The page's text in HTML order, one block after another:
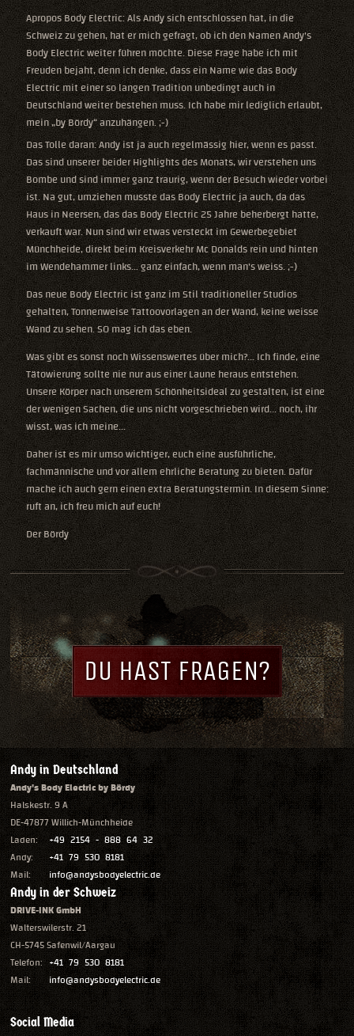
Apropos Body Electric: Als Andy sich entschlossen hat, in die
Schweiz zu gehen, hat er mich gefragt, ob ich den Namen Andy's
Body Electric weiter führen möchte. Diese Frage habe ich mit
Freuden bejaht, denn ich denke, dass ein Name wie das Body
Electric mit einer so langen Tradition unbedingt auch in
Deutschland weiter bestehen muss. Ich habe mir lediglich erlaubt,
mein „by Bördy“ anzuhängen. ;-)
Das Tolle daran: Andy ist ja auch regelmässig hier, wenn es passt.
Das sind unserer beider Highlights des Monats, wir verstehen uns
Bombe und sind immer ganz traurig, wenn der Besuch wieder vorbei
ist. Na gut, umziehen musste das Body Electric ja auch, da das
Haus in Neersen, das das Body Electric 25 Jahre beherbergt hatte,
verkauft war. Nun sind wir etwas versteckt im Gewerbegebiet
Münchheide, direkt beim Kreisverkehr Mc Donalds rein und hinten
im Wendehammer links... ganz einfach, wenn man's weiss. ;-)
Das neue Body Electric ist ganz im Stil traditioneller Studios
gehalten, Tonnenweise Tattoovorlagen an der Wand, keine weisse
Wand zu sehen. SO mag ich das eben.
Was gibt es sonst noch Wissenswertes über mich?... Ich finde, eine
Tätowierung sollte nie nur aus einer Laune heraus entstehen.
Unsere Körper nach unserem Schönheitsideal zu gestalten, ist eine
der wenigen Sachen, die uns nicht vorgeschrieben wird... noch, ihr
wisst, was ich meine...
Daher ist es mir umso wichtiger, euch eine ausführliche,
fachmännische und vor allem ehrliche Beratung zu bieten. Dafür
mache ich auch gern einen extra Beratungstermin. In diesem Sinne:
ruft an, ich freu mich auf euch!
Der Bördy
DU HAST FRAGEN?
Andy in Deutschland
Andy's Body Electric by Bördy
Halskestr. 9 A
DE-47877 Willich-Münchheide
Laden:
+49 2154 - 888 64 32
Andy:
+41 79 530 8181
Mail:
info@andysbodyelectric.de
Andy in der Schweiz
DRIVE-INK GmbH
Walterswilerstr. 21
CH-5745 Safenwil/Aargau
Telefon: +41 79 530 8181
Mail:
info@andysbodyelectric.de
Social Media